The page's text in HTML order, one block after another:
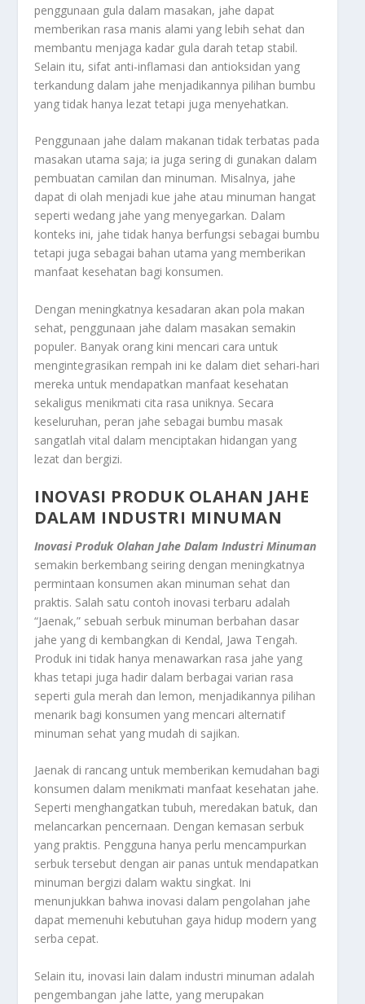
penggunaan gula dalam masakan, jahe dapat
memberikan rasa manis alami yang lebih sehat dan
membantu menjaga kadar gula darah tetap stabil.
Selain itu, sifat anti-inflamasi dan antioksidan yang
terkandung dalam jahe menjadikannya pilihan bumbu
yang tidak hanya lezat tetapi juga menyehatkan.
Penggunaan jahe dalam makanan tidak terbatas pada
masakan utama saja; ia juga sering di gunakan dalam
pembuatan camilan dan minuman. Misalnya, jahe
dapat di olah menjadi kue jahe atau minuman hangat
seperti wedang jahe yang menyegarkan. Dalam
konteks ini, jahe tidak hanya berfungsi sebagai bumbu
tetapi juga sebagai bahan utama yang memberikan
manfaat kesehatan bagi konsumen.
Dengan meningkatnya kesadaran akan pola makan
sehat, penggunaan jahe dalam masakan semakin
populer. Banyak orang kini mencari cara untuk
mengintegrasikan rempah ini ke dalam diet sehari-hari
mereka untuk mendapatkan manfaat kesehatan
sekaligus menikmati cita rasa uniknya. Secara
keseluruhan, peran jahe sebagai bumbu masak
sangatlah vital dalam menciptakan hidangan yang
lezat dan bergizi.
INOVASI PRODUK OLAHAN JAHE
DALAM INDUSTRI MINUMAN
Inovasi Produk Olahan Jahe Dalam Industri Minuman
semakin berkembang seiring dengan meningkatnya
permintaan konsumen akan minuman sehat dan
praktis. Salah satu contoh inovasi terbaru adalah
“Jaenak,” sebuah serbuk minuman berbahan dasar
jahe yang di kembangkan di Kendal, Jawa Tengah.
Produk ini tidak hanya menawarkan rasa jahe yang
khas tetapi juga hadir dalam berbagai varian rasa
seperti gula merah dan lemon, menjadikannya pilihan
menarik bagi konsumen yang mencari alternatif
minuman sehat yang mudah di sajikan.
Jaenak di rancang untuk memberikan kemudahan bagi
konsumen dalam menikmati manfaat kesehatan jahe.
Seperti menghangatkan tubuh, meredakan batuk, dan
melancarkan pencernaan. Dengan kemasan serbuk
yang praktis. Pengguna hanya perlu mencampurkan
serbuk tersebut dengan air panas untuk mendapatkan
minuman bergizi dalam waktu singkat. Ini
menunjukkan bahwa inovasi dalam pengolahan jahe
dapat memenuhi kebutuhan gaya hidup modern yang
serba cepat.
Selain itu, inovasi lain dalam industri minuman adalah
pengembangan jahe latte, yang merupakan